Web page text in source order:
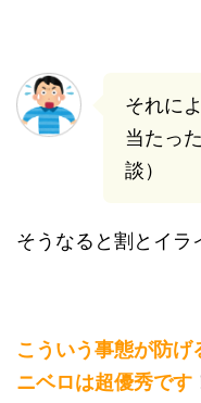
それに
当たっ
談）
そうなると割とイラ
こういう事態が防げ
ニベロは超優秀です